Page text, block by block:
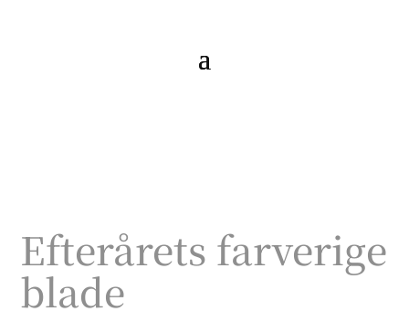
Efterårets farverige
blade